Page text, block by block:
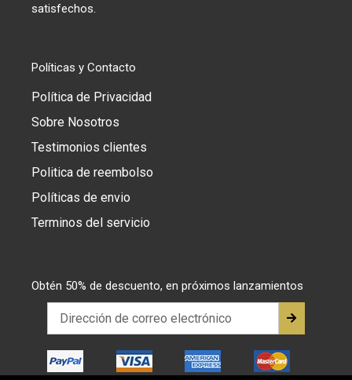
satisfechos.
Políticas y Contacto
Política de Privacidad
Sobre Nosotros
Testimonios clientes
Politica de reembolso
Políticas de envio
Terminos del servicio
Obtén 50% de descuento, en próximos lanzamientos